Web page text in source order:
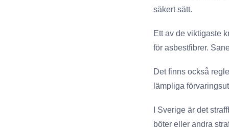
säkert sätt.
Ett av de viktigaste
för asbestfibrer.
Det finns också
lämpliga
I Sverige är det
böter eller andra